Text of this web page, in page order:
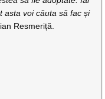
asta voi căuta să fac și
Resmeriță.